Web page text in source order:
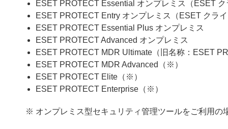
ESET PROTECT Essential オンプレミス（ESET
ESET PROTECT Entry オンプレミス（ESET クラ
ESET PROTECT Essential Plus オンプレミス
ESET PROTECT Advanced オンプレミス
ESET PROTECT MDR Ultimate（旧名称：ESET
ESET PROTECT MDR Advanced（※）
ESET PROTECT Elite（※）
ESET PROTECT Enterprise（※）
※ オンプレミス型セキュリティ管理ツールをご利用の